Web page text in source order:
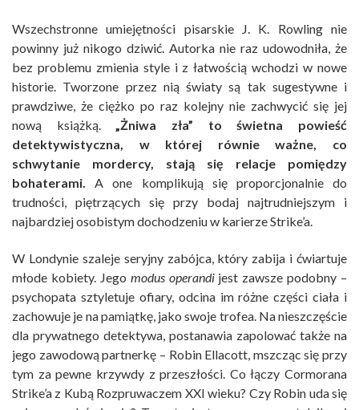
Wszechstronne umiejętności pisarskie J. K. Rowling nie
powinny już nikogo dziwić. Autorka nie raz udowodniła, że
bez problemu zmienia style i z łatwością wchodzi w nowe
historie. Tworzone przez nią światy są tak sugestywne i
prawdziwe, że ciężko po raz kolejny nie zachwycić się jej
nową książką.„Żniwa zła” to świetna powieść
detektywistyczna, w której równie ważne, co
schwytanie mordercy, stają się relacje pomiędzy
bohaterami. A one komplikują się proporcjonalnie do
trudności, piętrzących się przy bodaj najtrudniejszym i
najbardziej osobistym dochodzeniu w karierze Strike’a.
W Londynie szaleje seryjny zabójca, który zabija i ćwiartuje
młode kobiety. Jego modus operandi jest zawsze podobny –
psychopata sztyletuje ofiary, odcina im różne części ciała i
zachowuje je na pamiątkę, jako swoje trofea. Na nieszczęście
dla prywatnego detektywa, postanawia zapolować także na
jego zawodową partnerkę – Robin Ellacott, mszcząc się przy
tym za pewne krzywdy z przeszłości. Co łączy Cormorana
Strike’a z Kubą Rozpruwaczem XXI wieku? Czy Robin uda się